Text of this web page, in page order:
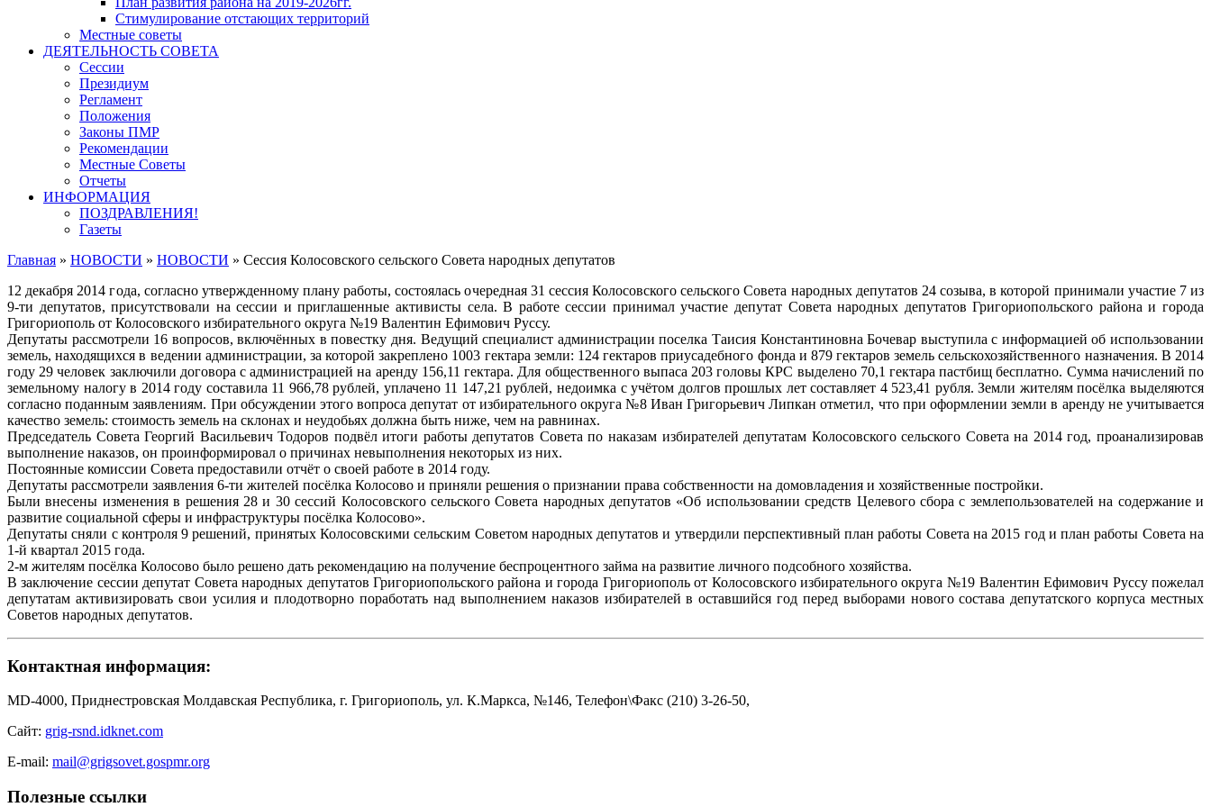
Стимулирование отстающих территорий
Местные советы
ДЕЯТЕЛЬНОСТЬ СОВЕТА
Сессии
Президиум
Регламент
Положения
Законы ПМР
Рекомендации
Местные Советы
Отчеты
ИНФОРМАЦИЯ
ПОЗДРАВЛЕНИЯ!
Газеты
Главная » НОВОСТИ » НОВОСТИ » Сессия Колосовского сельского Совета народных депутатов
12 декабря 2014 года, согласно утвержденному плану работы, состоялась очередная 31 сессия Колосовского сельского Совета народных депутатов 24 созыва, в которой принимали участие 7 из
9-ти депутатов, присутствовали на сессии и приглашенные активисты села. В работе сессии принимал участие депутат Совета народных депутатов Григориопольского района и города
Григориополь от Колосовского избирательного округа №19 Валентин Ефимович Руссу.
Депутаты рассмотрели 16 вопросов, включённых в повестку дня. Ведущий специалист администрации поселка Таисия Константиновна Бочевар выступила с информацией об использовании
земель, находящихся в ведении администрации, за которой закреплено 1003 гектара земли: 124 гектаров приусадебного фонда и 879 гектаров земель сельскохозяйственного назначения. В 2014
году 29 человек заключили договора с администрацией на аренду 156,11 гектара. Для общественного выпаса 203 головы КРС выделено 70,1 гектара пастбищ бесплатно. Сумма начислений по
земельному налогу в 2014 году составила 11 966,78 рублей, уплачено 11 147,21 рублей, недоимка с учётом долгов прошлых лет составляет 4 523,41 рубля. Земли жителям посёлка выделяются
согласно поданным заявлениям. При обсуждении этого вопроса депутат от избирательного округа №8 Иван Григорьевич Липкан отметил, что при оформлении земли в аренду не учитывается
качество земель: стоимость земель на склонах и неудобьях должна быть ниже, чем на равнинах.
Председатель Совета Георгий Васильевич Тодоров подвёл итоги работы депутатов Совета по наказам избирателей депутатам Колосовского сельского Совета на 2014 год, проанализировав
выполнение наказов, он проинформировал о причинах невыполнения некоторых из них.
Постоянные комиссии Совета предоставили отчёт о своей работе в 2014 году.
Депутаты рассмотрели заявления 6-ти жителей посёлка Колосово и приняли решения о признании права собственности на домовладения и хозяйственные постройки.
Были внесены изменения в решения 28 и 30 сессий Колосовского сельского Совета народных депутатов «Об использовании средств Целевого сбора с землепользователей на содержание и
развитие социальной сферы и инфраструктуры посёлка Колосово».
Депутаты сняли с контроля 9 решений, принятых Колосовскими сельским Советом народных депутатов и утвердили перспективный план работы Совета на 2015 год и план работы Совета на
1-й квартал 2015 года.
2-м жителям посёлка Колосово было решено дать рекомендацию на получение беспроцентного займа на развитие личного подсобного хозяйства.
В заключение сессии депутат Совета народных депутатов Григориопольского района и города Григориополь от Колосовского избирательного округа №19 Валентин Ефимович Руссу пожелал
депутатам активизировать свои усилия и плодотворно поработать над выполнением наказов избирателей в оставшийся год перед выборами нового состава депутатского корпуса местных
Советов народных депутатов.
Контактная информация:
MD-4000, Приднестровская Молдавская Республика, г. Григориополь, ул. К.Маркса, №146, Телефон\Факс (210) 3-26-50,
Сайт: grig-rsnd.idknet.com
E-mail: mail@grigsovet.gospmr.org
Полезные ссылки